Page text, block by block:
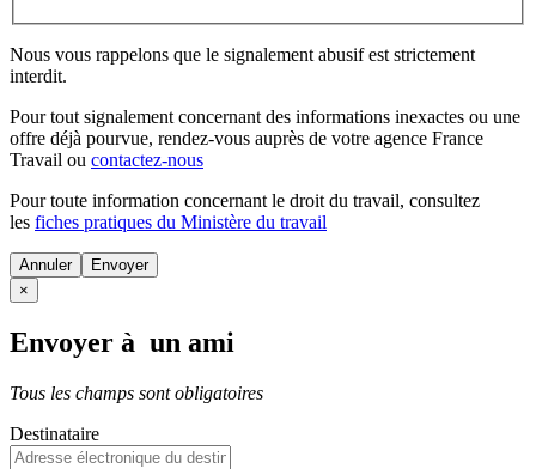
Nous vous rappelons que le signalement abusif est strictement
interdit.
Pour tout signalement concernant des informations inexactes ou une
offre déjà pourvue, rendez-vous auprès de votre agence France
Travail ou contactez-nous
Pour toute information concernant le droit du travail, consultez
les fiches pratiques du Ministère du travail
Annuler
×
Envoyer à un ami
Tous les champs sont obligatoires
Destinataire